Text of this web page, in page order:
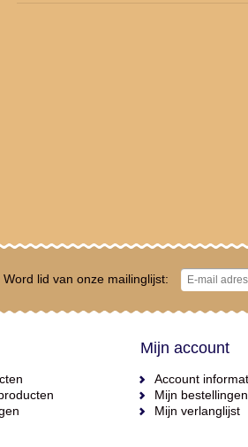
Word lid van onze mailinglijst:
Mijn account
Account
Mijn bestellingen
Mijn verlanglijst